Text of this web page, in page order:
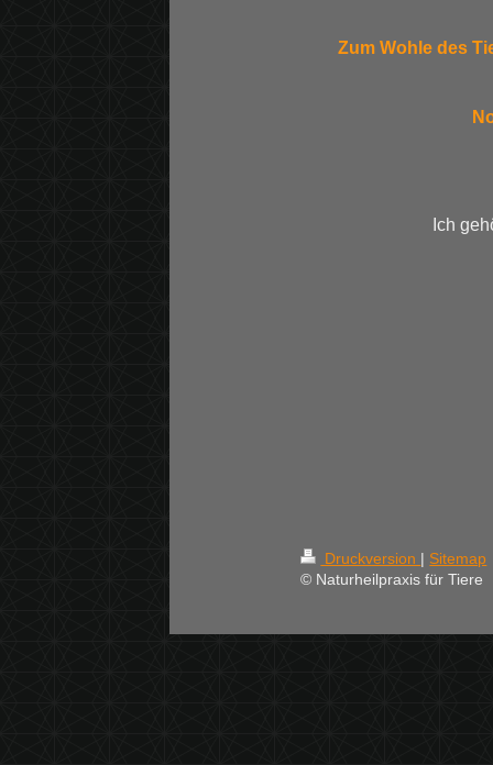
Zum Wohle des
Ich
Druckversion | Sitemap
© Naturheilpraxis für Tiere